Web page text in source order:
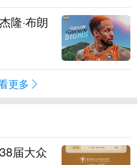
隆·布朗
更多
届大众